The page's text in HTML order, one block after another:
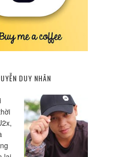
DUY NHÂN